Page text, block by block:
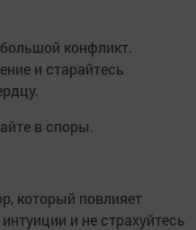
конфликт.
и старайтесь
в споры.
который повлияет
и не страхуйтесь